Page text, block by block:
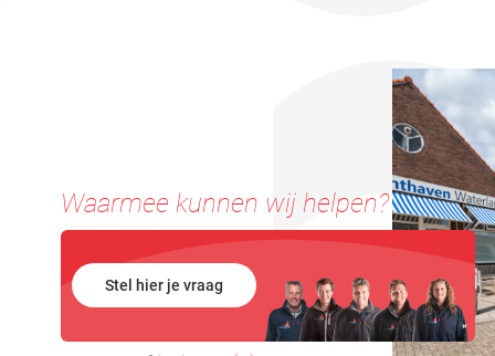
Privacy
Reserveren
Sitemap
Slapen op de
Waarmee kunnen wij helpen?
Stel hier je vraag